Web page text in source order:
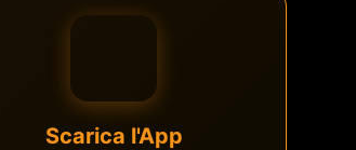
Scarica l'App